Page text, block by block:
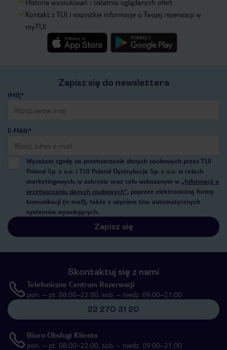
Historia wyszukiwań i ostatnio oglądanych ofert
Kontakt z TUI i wszystkie informacje o Twojej rezerwacji w
myTUI
Zapisz się do newslettera
IMIĘ*
E-MAIL*
Wyrażam zgodę na przetwarzanie danych osobowych przez TUI
Poland Sp. z o.o. i TUI Poland Dystrybucja Sp. z o.o. w celach
marketingowych, w zakresie oraz celu wskazanym w „Informacji o
przetwarzaniu danych osobowych”, poprzez elektroniczną formę
komunikacji (e-mail), także z użyciem tzw. automatycznych
systemów wywołujących.
Zapisz się
Skontaktuj się z nami
Telefoniczne Centrum Rezerwacji
pon. – pt. 08:00–22:00, sob. – niedz. 09:00–21:00
22 270 31 20
Biuro Obsługi Klienta
pon. – pt. 08:00–22:00, sob. – niedz. 09:00–21:00